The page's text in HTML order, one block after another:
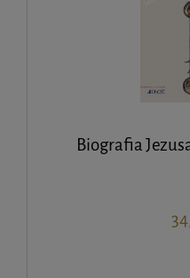
Biografia